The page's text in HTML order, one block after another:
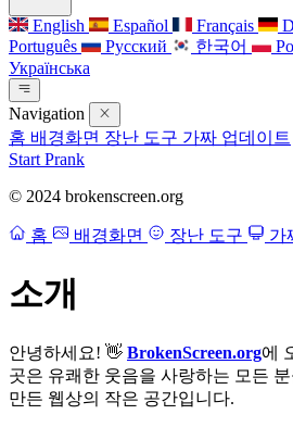
English Español Français
Português
Русский 한국어
Українська
Navigation
홈 배경화면 장난 도구 가짜 업데이트
Start Prank
© 2024 brokenscreen.org
홈 배경화면 장난 도구 가
소개
안녕하세요! 👋 BrokenScreen.org에
곳은 유쾌한 웃음을 사랑하는 모든
만든 웹상의 작은 공간입니다.